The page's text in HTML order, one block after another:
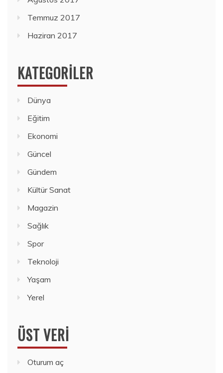
Temmuz 2017
Haziran 2017
KATEGORILER
Dünya
Eğitim
Ekonomi
Güncel
Gündem
Kültür Sanat
Magazin
Sağlık
Spor
Teknoloji
Yaşam
Yerel
ÜST VERI
Oturum aç